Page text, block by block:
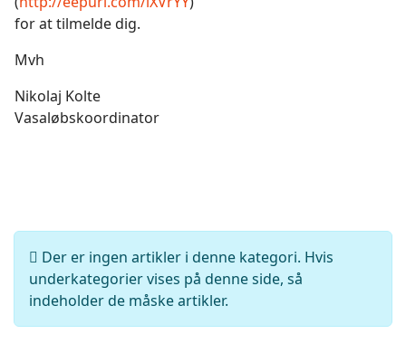
for at tilmelde dig.
Mvh
Nikolaj Kolte
Vasaløbskoordinator
Info
Der er ingen artikler i denne kategori. Hvis
underkategorier vises på denne side, så
indeholder de måske artikler.